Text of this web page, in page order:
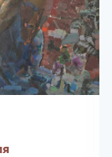
теория и